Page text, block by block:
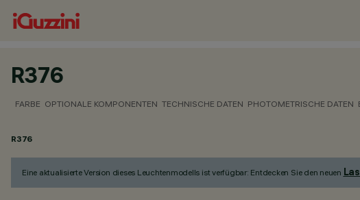
R376
FARBE OPTIONALE KOMPONENTEN TECHNISCHE DATEN PHOTOMETRISCHE DATEN
R376
Eine aktualisierte Version dieses Leuchtenmodells ist verfügbar: Entdecken Sie den neuen